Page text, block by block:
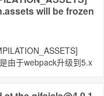
will be frozen
由于webpack升级到5.x